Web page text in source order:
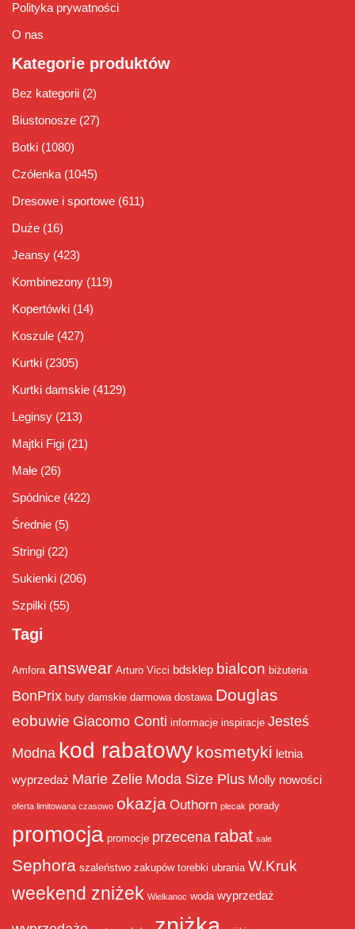
Polityka prywatności
O nas
Kategorie produktów
Bez kategorii (2)
Biustonosze (27)
Botki (1080)
Czółenka (1045)
Dresowe i sportowe (611)
Duże (16)
Jeansy (423)
Kombinezony (119)
Kopertówki (14)
Koszule (427)
Kurtki (2305)
Kurtki damskie (4129)
Leginsy (213)
Majtki Figi (21)
Małe (26)
Spódnice (422)
Średnie (5)
Stringi (22)
Sukienki (206)
Szpilki (55)
Tagi
Amfora answear Arturo Vicci bdsklep bialcon biżuteria
BonPrix buty damskie darmowa dostawa Douglas
eobuwie Giacomo Conti informacje inspiracje Jesteś
Modna kod rabatowy kosmetyki letnia
wyprzedaż Marie Zelie Moda Size Plus Molly nowości
oferta limitowana czasowo okazja Outhorn plecak porady
promocja promocje przecena rabat sale
Sephora szaleństwo zakupów torebki ubrania W.Kruk
weekend zniżek Wielkanoc woda wyprzedaż